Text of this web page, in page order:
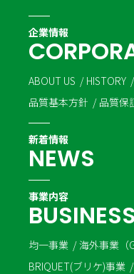
企業情報
CORPOR
ABOUT US HISTORY
品質基本方針
品質保
新着情報
NEWS
事業内容
BUSINESS
均一事業 海外事業（
BRIQUET(ブリケ)事業